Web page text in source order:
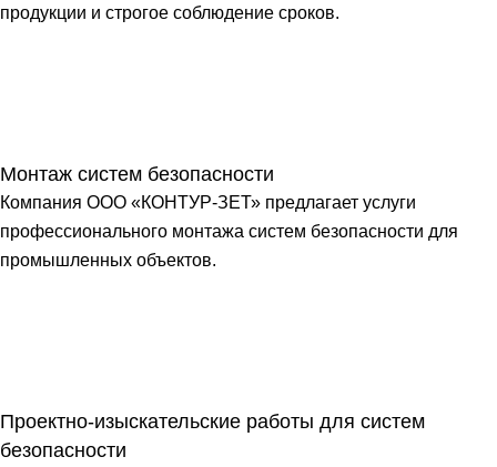
продукции и строгое соблюдение сроков.
Монтаж систем безопасности
Компания ООО «КОНТУР-ЗЕТ» предлагает услуги
профессионального монтажа систем безопасности для
промышленных объектов.
Проектно-изыскательские работы для систем
безопасности